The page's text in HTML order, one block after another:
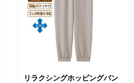
リラクシングホッピングパン